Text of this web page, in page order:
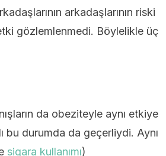
arkadaşlarının riski
gözlemlenmedi. Böylelikle üç
da obeziteyle aynı etkiye
bu durumda da geçerliydi. Aynı
sigara kullanımı)